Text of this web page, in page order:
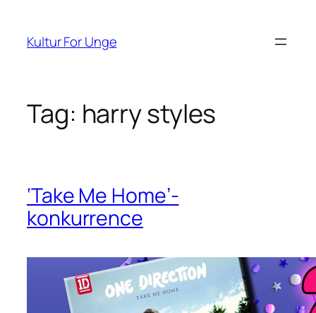
indhold
Kultur For Unge
Tag: harry styles
‘Take Me Home’-
konkurrence